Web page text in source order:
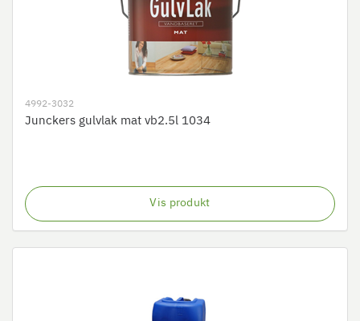
4992-3032
Junckers gulvlak mat vb2.5l 1034
Vis produkt